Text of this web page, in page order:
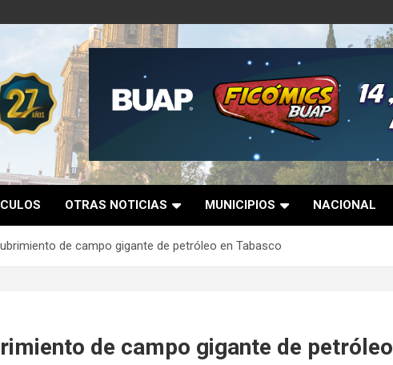
OTRAS NOTICIAS MUNICIPIOS NACIONAL
de campo gigante de petróleo en Tabasco
de campo gigante de petróleo